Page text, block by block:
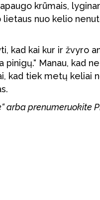
krūmais,
nuo kelio
kad kai kur ir žvyro
Manau, kad
kad tiek metų keliai
arba prenumeruokite